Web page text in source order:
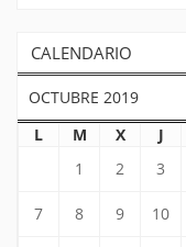
CALENDARIO
OCTUBRE 2019
L
M X J
1
2 3
7 8 9 10